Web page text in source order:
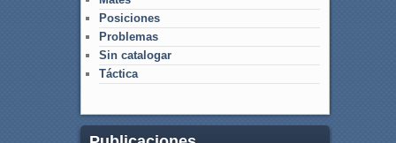
Posiciones
Problemas
Sin catalogar
Táctica